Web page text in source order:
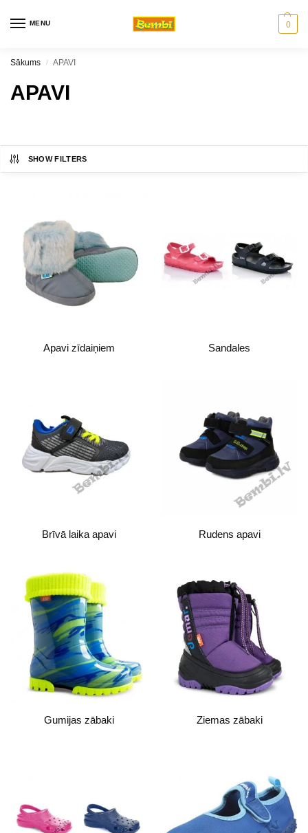
MENU 0
Sākums / APAVI
APAVI
SHOW FILTERS
Apavi zīdaiņiem Sandales
Brīvā laika apavi Rudens apavi
Gumijas zābaki Ziemas zābaki